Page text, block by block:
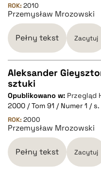
pobierz cytat
BIBTEX
pobierz cytat
ROK: 2010
Przemysław Mrozowski
Pełny tekst Zacytuj
CZYSTY TEKST
pobierz cytat
BIBTEX
Aleksander
sztuki
Opublikowano w: Przegląd
2000 / Tom 91 / Numer 1 /
ROK: 2000
Przemysław Mrozowski
Pełny tekst Zacytuj